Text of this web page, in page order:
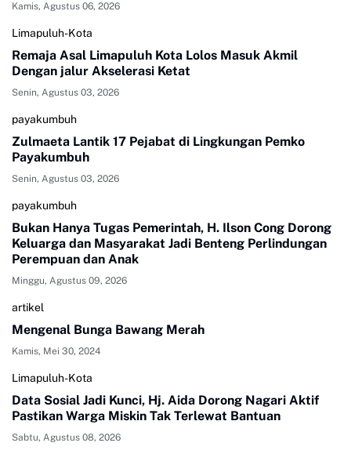
Kamis, Agustus 06, 2026
Limapuluh-Kota
Remaja Asal Limapuluh Kota Lolos Masuk Akmil
Dengan jalur Akselerasi Ketat
Senin, Agustus 03, 2026
payakumbuh
Zulmaeta Lantik 17 Pejabat di Lingkungan Pemko
Payakumbuh
Senin, Agustus 03, 2026
payakumbuh
Bukan Hanya Tugas Pemerintah, H. Ilson Cong Dorong
Keluarga dan Masyarakat Jadi Benteng Perlindungan
Perempuan dan Anak
Minggu, Agustus 09, 2026
artikel
Mengenal Bunga Bawang Merah
Kamis, Mei 30, 2024
Limapuluh-Kota
Data Sosial Jadi Kunci, Hj. Aida Dorong Nagari Aktif
Pastikan Warga Miskin Tak Terlewat Bantuan
Sabtu, Agustus 08, 2026